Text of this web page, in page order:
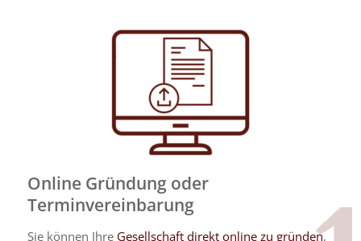
Online Gründung oder
Terminvereinbarung
Sie können Ihre Gesellschaft direkt online zu gründen,